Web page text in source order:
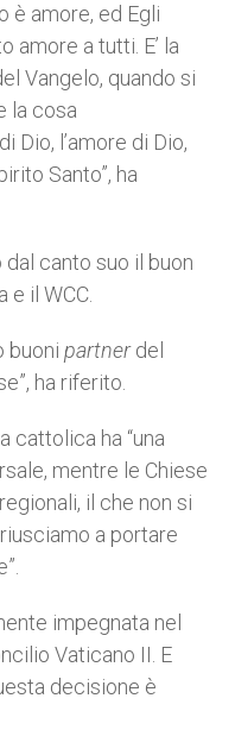
è amore, ed Egli
amore a tutti. E’ la
Vangelo, quando si
la cosa
Dio, l’amore di Dio,
Santo”, ha
canto suo il buon
il WCC.
buoni partnerdel
ha riferito.
cattolica ha “una
mentre le Chiese
il che non si
a portare
impegnata nel
Vaticano II. E
decisione è